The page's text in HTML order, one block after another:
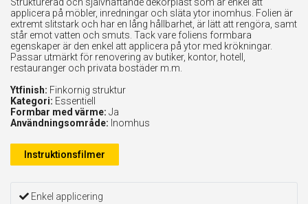
Strukturerad och självhäftande dekorplast som är enkel att
applicera på möbler, inredningar och släta ytor inomhus. Folien är
extremt slitstark och har en lång hållbarhet, är lätt att rengöra, samt
står emot vatten och smuts. Tack vare foliens formbara
egenskaper är den enkel att applicera på ytor med krökningar.
Passar utmärkt för renovering av butiker, kontor, hotell,
restauranger och privata bostäder m.m.
Ytfinish: Finkornig struktur
Kategori: Essentiell
Formbar med värme: Ja
Användningsområde: Inomhus
Instruktionsfilmer
Enkel applicering